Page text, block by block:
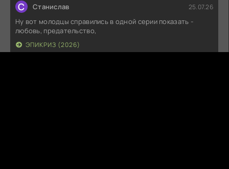
С Станислав 25.07.26
Ну вот молодцы справились в одной серии показать -
любовь, предательство,
ЭПИКРИЗ (2026)